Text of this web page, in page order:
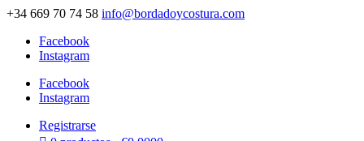
+34 669 70 74 58 info@bordadoycostura.com
Facebook
Instagram
Facebook
Instagram
Registrarse